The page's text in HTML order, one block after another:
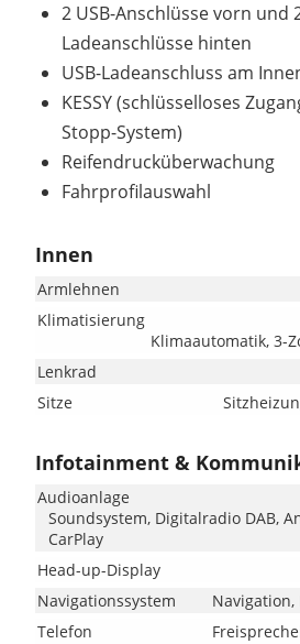
2 USB-Anschlüsse vorn und
Ladeanschlüsse hinten
USB-Ladeanschluss am
KESSY (schlüsselloses
Stopp-System)
Reifendrucküberwachung
Fahrprofilauswahl
Innen
Armlehnen
Klimatisierung
Klimaautomatik, 3-
Lenkrad
Sitze
Infotainment &
Audioanlage
Soundsystem, Digitalradio DAB,
CarPlay
Head-up-Display
Navigationssystem
Telefon